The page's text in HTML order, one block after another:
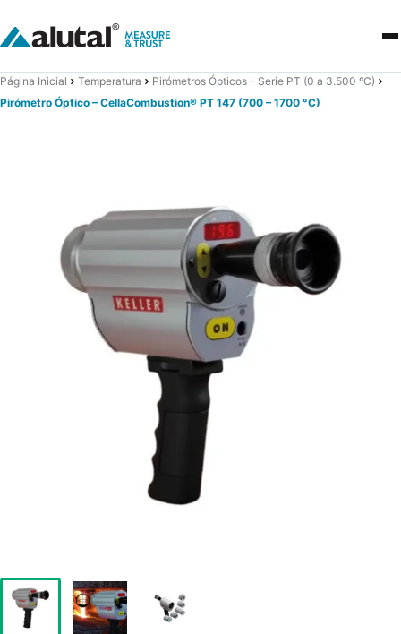
Página Inicial Temperatura
Pirómetros Ópticos – Serie PT (0 a 3.500 ºC)
Pirómetro Óptico – CellaCombustion® PT 147 (700 – 1700 °C)